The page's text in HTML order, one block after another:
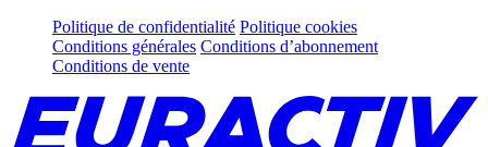
Politique de confidentialité Politique cookies
Conditions générales Conditions d’abonnement
Conditions de vente